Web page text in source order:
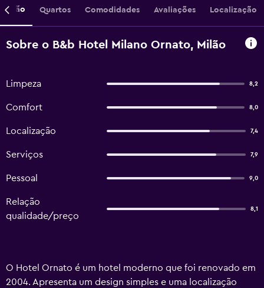
Quartos Comodidades Avaliações Localização
Sobre o B&b Hotel Milano Ornato, Milão
Limpeza 8,2
Comfort 8,0
Localização 7,4
Serviços 7,9
Pessoal 9,0
Relação
qualidade/preço
8,1
O Hotel Ornato é um hotel moderno que foi renovado em
2004. Apresenta um design simples e uma localização